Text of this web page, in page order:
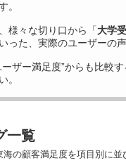
。
様々な切り口から「大学
った、実際のユーザーの
ザー満足度”からも比較
。
一覧
の顧客満足度を項目別に並